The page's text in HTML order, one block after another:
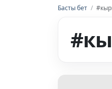
Басты бет /